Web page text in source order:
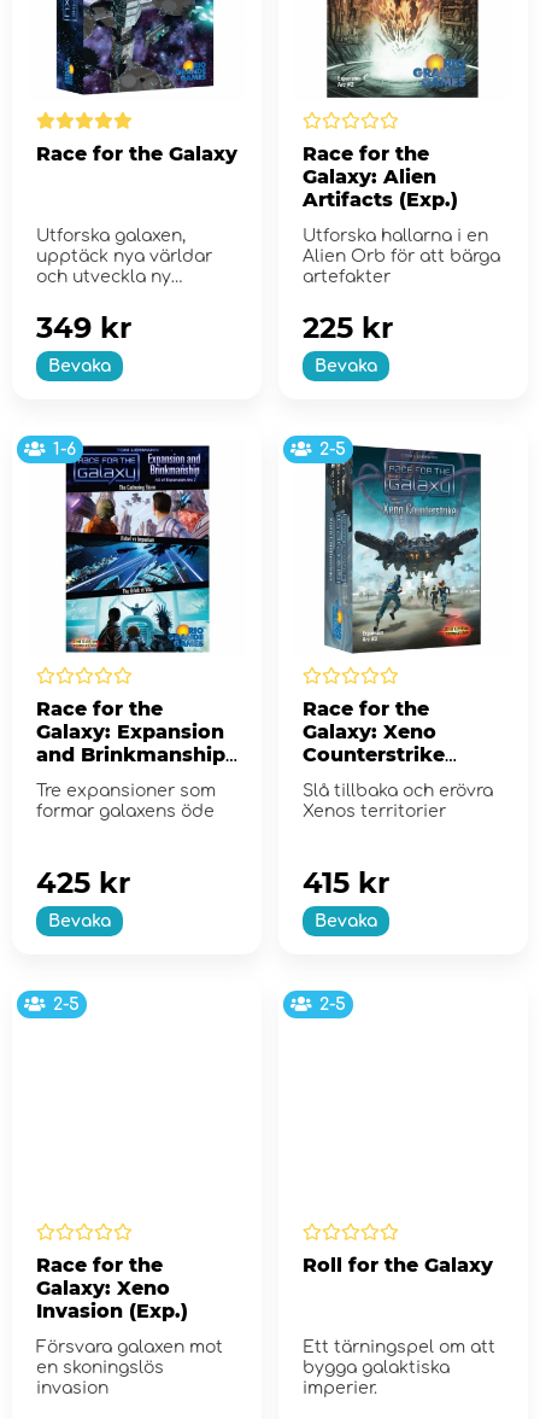
Race for the Galaxy
Utforska galaxen,
upptäck nya världar
och utveckla ny
Bevaka
349 kr
Race for the
Galaxy: Alien
Artifacts (Exp.)
Utforska hallarna i en
Alien Orb för att bärga
artefakter
Bevaka
225 kr
1-6
Race for the
Galaxy: Expansion
and Brinkmanship
(Exp)
Tre expansioner som
formar galaxens öde
Bevaka
425 kr
2-5
Race for the
Galaxy: Xeno
Counterstrike
(Exp.)
Slå tillbaka och erövra
Xenos territorier
Bevaka
415 kr
2-5
Race for the
Galaxy: Xeno
Invasion (Exp.)
Försvara galaxen mot
en skoningslös
invasion
2-5
Roll for the Galaxy
Ett tärningspel om att
bygga galaktiska
imperier.